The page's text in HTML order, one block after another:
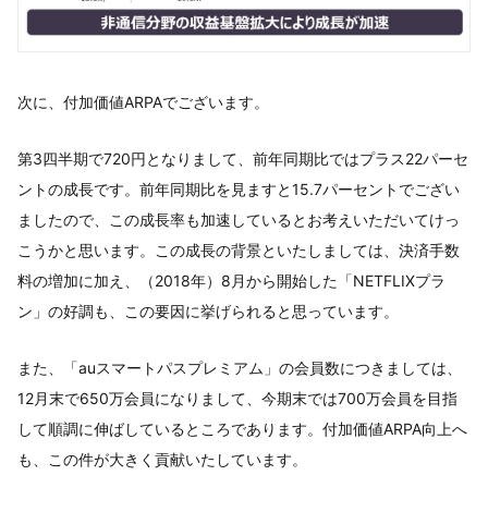
次に、付加価値ARPAでございます。
第3四半期で720円となりまして、前年同期比ではプラス22パーセ
ントの成長です。前年同期比を見ますと15.7パーセントでござい
ましたので、この成長率も加速しているとお考えいただいてけっ
こうかと思います。この成長の背景といたしましては、決済手数
料の増加に加え、（2018年）8月から開始した「NETFLIXプラ
ン」の好調も、この要因に挙げられると思っています。
また、「auスマートパスプレミアム」の会員数につきましては、
12月末で650万会員になりまして、今期末では700万会員を目指
して順調に伸ばしているところであります。付加価値ARPA向上へ
も、この件が大きく貢献いたしています。